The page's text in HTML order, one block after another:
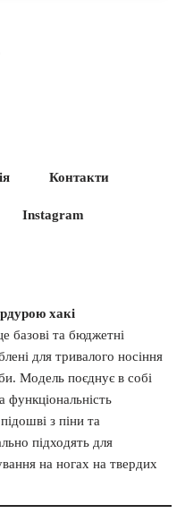
Контакти
Instagram
хакі
базові та бюджетні
для тривалого носіння
Модель поєднує в собі
функціональність
з піни та
підходять для
на ногах на твердих